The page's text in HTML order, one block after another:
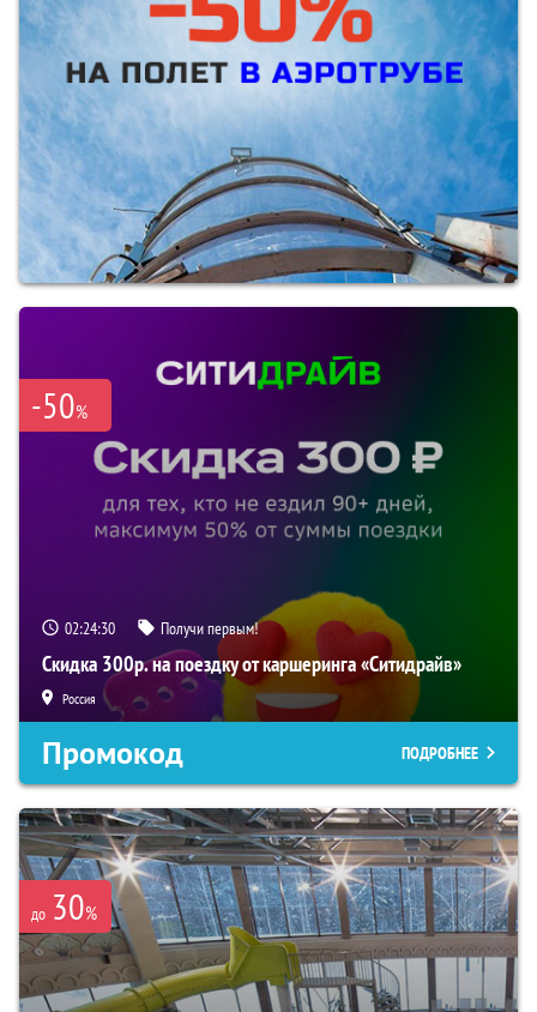
-50%
02:24:28 Получи первым!
Скидка 300р. на поездку от каршеринга «Ситидрайв»
Россия
Промокод ПОДРОБНЕЕ
до 30%